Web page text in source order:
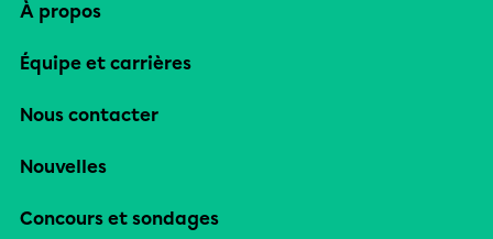
À propos
Équipe et carrières
Nous contacter
Nouvelles
Concours et sondages